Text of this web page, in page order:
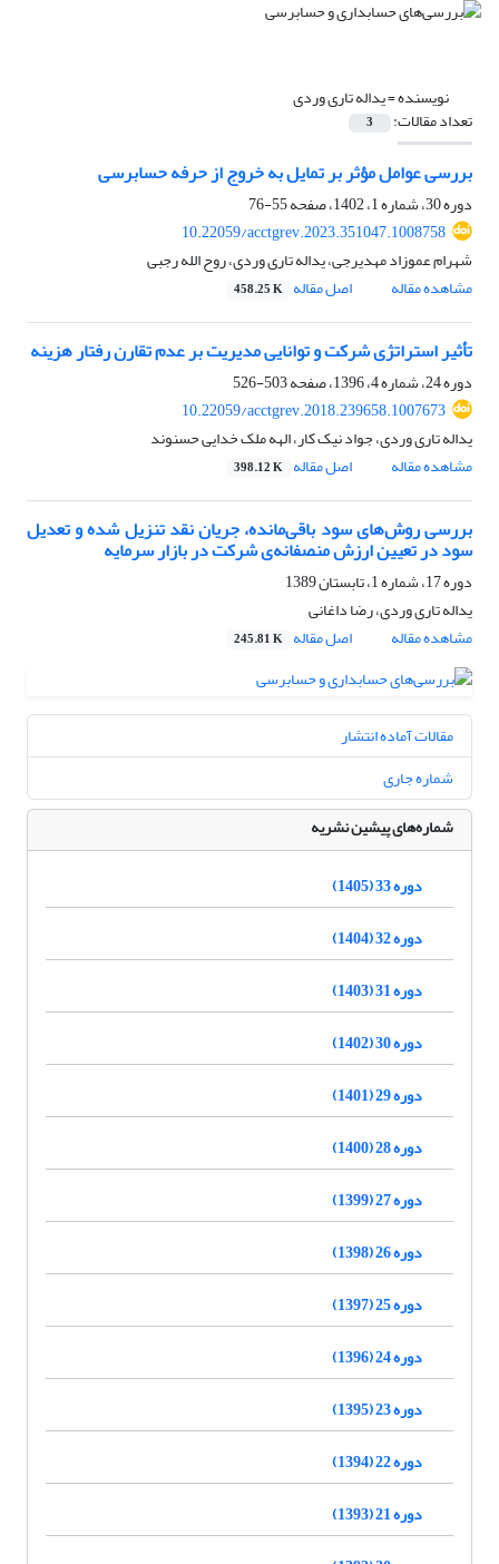
نویسنده =یداله تاری وردی
تعداد مقالات: 3
بررسی عوامل مؤثر بر تمایل به خروج از حرفه حسابرسی
دوره 30، شماره 1، 1402، صفحه
55-76
10.22059/acctgrev.2023.351047.1008758
شهرام عموزاد مهدیرجی، یداله تاری وردی، روح الله رجبی
مشاهده مقاله
اصل مقاله 458.25 K
تأثیر استراتژی شرکت و توانایی مدیریت بر عدم تقارن رفتار هزینه
دوره 24، شماره 4، 1396، صفحه
503-526
10.22059/acctgrev.2018.239658.1007673
یداله تاری وردی، جواد نیک کار، الهه ملک خدایی حسنوند
مشاهده مقاله
اصل مقاله 398.12 K
بررسی روش‌های سود باقی‌مانده، جریان نقد تنزیل شده و تعدیل
سود در تعیین ارزش منصفانه‌ی شرکت در بازار سرمایه
دوره 17، شماره 1، تابستان 1389
یداله تاری وردی، رضا داغانی
مشاهده مقاله
اصل مقاله 245.81 K
مقالات آماده انتشار
شماره جاری
شماره‌های پیشین نشریه
دوره 33 (1405)
دوره 32 (1404)
دوره 31 (1403)
دوره 30 (1402)
دوره 29 (1401)
دوره 28 (1400)
دوره 27 (1399)
دوره 26 (1398)
دوره 25 (1397)
دوره 24 (1396)
دوره 23 (1395)
دوره 22 (1394)
دوره 21 (1393)